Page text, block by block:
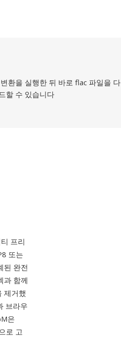
환을 실행한 뒤 바로 flac 파일을 다
할 수 있습니다
프리
또는
된 완전
과 함께
제거했
브라우
은
로 고